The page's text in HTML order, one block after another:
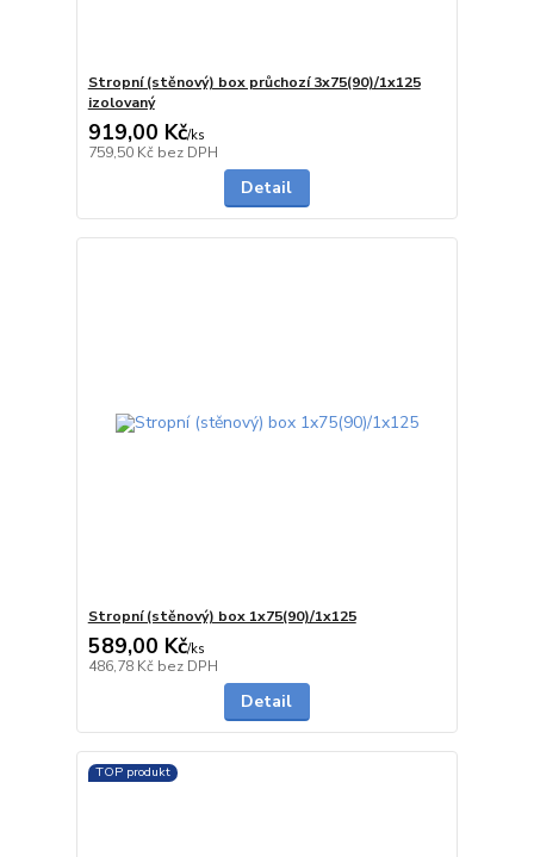
Stropní (stěnový) box průchozí 3x75(90)/1x125
izolovaný
919,00 Kč/ks
759,50 Kč bez DPH
Detail
Stropní (stěnový) box 1x75(90)/1x125
589,00 Kč/ks
486,78 Kč bez DPH
Detail
TOP produkt